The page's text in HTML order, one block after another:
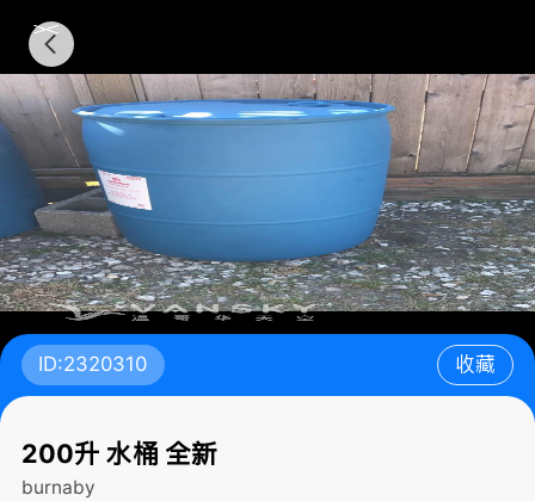
ID:2320310 收藏
200升 水桶 全新
burnaby